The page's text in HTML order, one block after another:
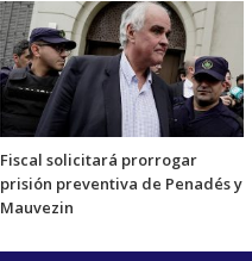
Fiscal solicitará prorrogar
prisión preventiva de Penadés y
Mauvezin